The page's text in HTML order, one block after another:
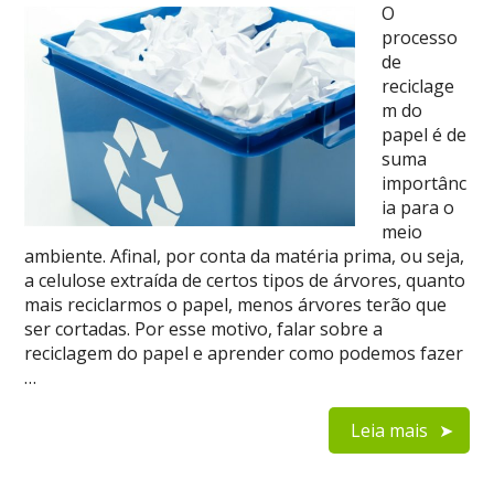
O
processo
de
reciclage
m do
papel é de
suma
importânc
ia para o
meio
ambiente. Afinal, por conta da matéria prima, ou seja,
a celulose extraída de certos tipos de árvores, quanto
mais reciclarmos o papel, menos árvores terão que
ser cortadas. Por esse motivo, falar sobre a
reciclagem do papel e aprender como podemos fazer
…
Leia mais